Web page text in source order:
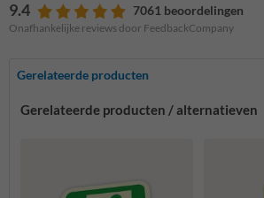
9.4 7061 beoordelingen
Onafhankelijke reviews door FeedbackCompany
Gerelateerde producten
Gerelateerde producten / alternatieven